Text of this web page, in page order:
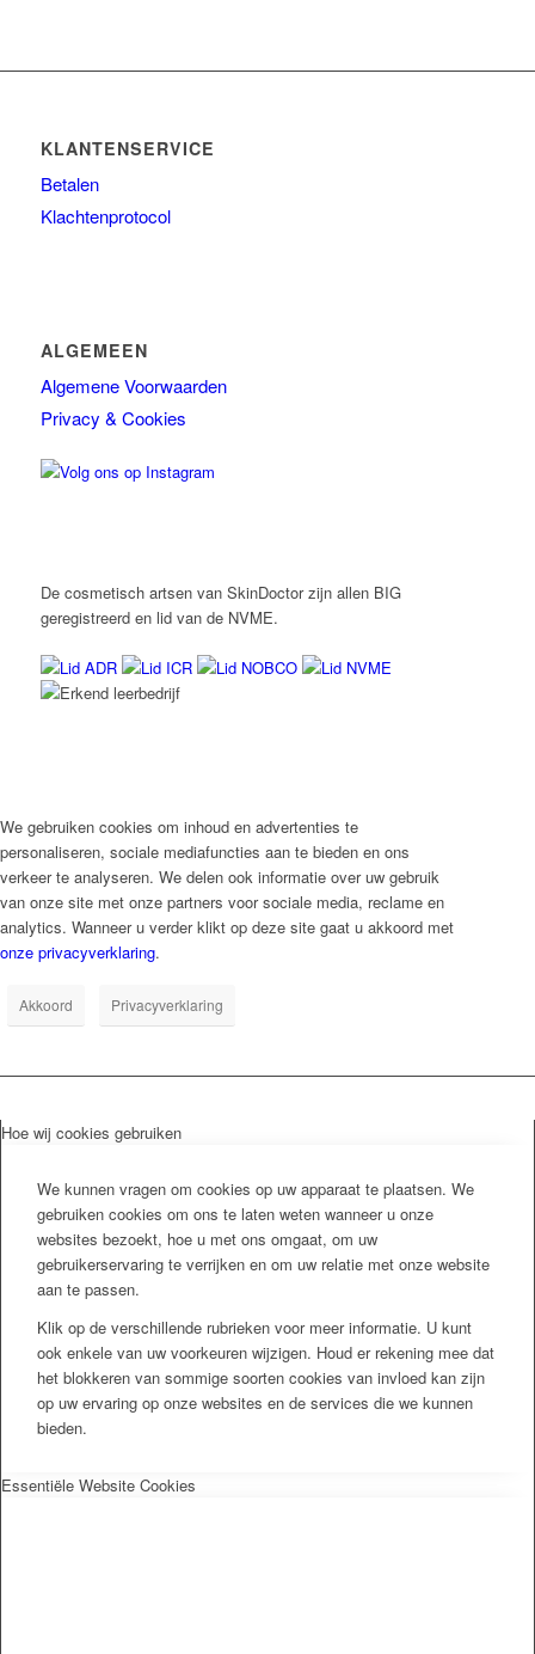
KLANTENSERVICE
Betalen
Klachtenprotocol
ALGEMEEN
Algemene Voorwaarden
Privacy & Cookies
De cosmetisch artsen van SkinDoctor zijn allen BIG
geregistreerd en lid van de NVME.
We gebruiken cookies om inhoud en advertenties te
personaliseren, sociale mediafuncties aan te bieden en ons
verkeer te analyseren. We delen ook informatie over uw gebruik
van onze site met onze partners voor sociale media, reclame en
analytics. Wanneer u verder klikt op deze site gaat u akkoord met
onze privacyverklaring.
Akkoord Privacyverklaring
Hoe wij cookies gebruiken
We kunnen vragen om cookies op uw apparaat te plaatsen. We
gebruiken cookies om ons te laten weten wanneer u onze
websites bezoekt, hoe u met ons omgaat, om uw
gebruikerservaring te verrijken en om uw relatie met onze website
aan te passen.
Klik op de verschillende rubrieken voor meer informatie. U kunt
ook enkele van uw voorkeuren wijzigen. Houd er rekening mee dat
het blokkeren van sommige soorten cookies van invloed kan zijn
op uw ervaring op onze websites en de services die we kunnen
bieden.
Essentiële Website Cookies